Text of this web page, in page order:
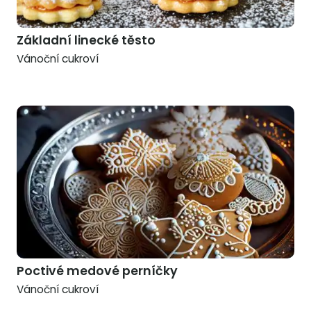
Základní linecké těsto
Vánoční cukroví
Poctivé medové perníčky
Vánoční cukroví